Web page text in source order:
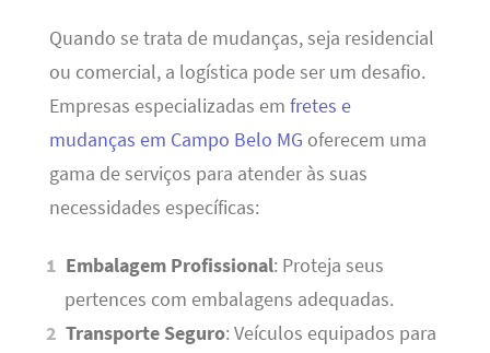
Quando se trata de mudanças, seja residencial
ou comercial, a logística pode ser um desafio.
Empresas especializadas em fretes e
mudanças em Campo Belo MG oferecem uma
gama de serviços para atender às suas
necessidades específicas:
Embalagem Profissional: Proteja seus
pertences com embalagens adequadas.
Transporte Seguro: Veículos equipados para